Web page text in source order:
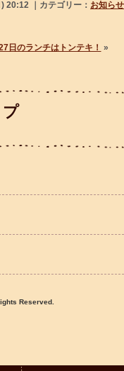
20:12 ｜カテゴリー： お知らせ
日のランチはトンテキ！ »
Reserved.